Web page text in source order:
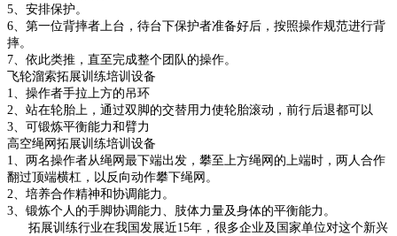
5、安排保护。
6、第一位背摔者上台，待台下保护者准备好后，按照操作规范进行背
摔。
7、依此类推，直至完成整个团队的操作。
飞轮溜索拓展训练培训设备
1、操作者手拉上方的吊环
2、站在轮胎上，通过双脚的交替用力使轮胎滚动，前行后退都可以
3、可锻炼平衡能力和臂力
高空绳网拓展训练培训设备
1、两名操作者从绳网最下端出发，攀至上方绳网的上端时，两人合作
翻过顶端横杠，以反向动作攀下绳网。
2、培养合作精神和协调能力。
3、锻炼个人的手脚协调能力、肢体力量及身体的平衡能力。
拓展训练行业在我国发展近15年，很多企业及国家单位对这个新兴